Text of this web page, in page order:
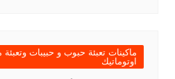
ماكينات تعبئة حبوب و حبيبات
اوتوماتيك